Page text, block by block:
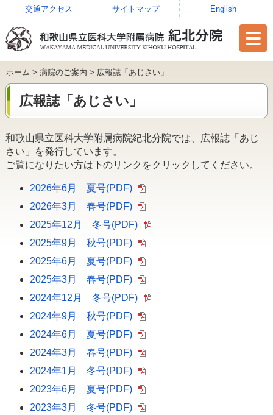
交通アクセス サイトマップ English
ホーム > 病院のご案内 > 広報誌「あじさい」
広報誌「あじさい」
和歌山県立医科大学附属病院紀北分院では、広報誌「あじ
さい」を発行しています。
ご覧になりたい方は下のリンクをクリックしてください。
2026年6月 夏号(PDF)
2026年3月 春号(PDF)
2025年12月 冬号(PDF)
2025年9月 秋号(PDF)
2025年6月 夏号(PDF)
2025年3月 春号(PDF)
2024年12月 冬号(PDF)
2024年9月 秋号(PDF)
2024年6月 夏号(PDF)
2024年3月 春号(PDF)
2024年1月 冬号(PDF)
2023年6月 夏号(PDF)
2023年3月 冬号(PDF)